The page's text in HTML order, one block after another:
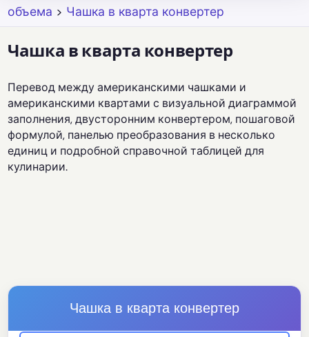
объема > Чашка в кварта конвертер
Чашка в кварта конвертер
Перевод между американскими чашками и
американскими квартами с визуальной диаграммой
заполнения, двусторонним конвертером, пошаговой
формулой, панелью преобразования в несколько
единиц и подробной справочной таблицей для
кулинарии.
Чашка в кварта конвертер